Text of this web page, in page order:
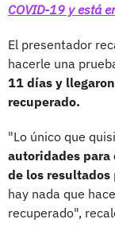
COVID-19 y está
El presentador
hacerle una
11 días y
recuperado.
"Lo único que
autoridades para
de los resultados
hay nada que
recuperado",